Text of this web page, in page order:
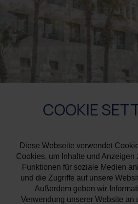
COOKIE
Diese Webseite verwendet
Cookies, um Inhalte und Anzeigen
Funktionen für soziale Medien
und die Zugriffe auf unsere
Außerdem geben wir
Verwendung unserer Website an